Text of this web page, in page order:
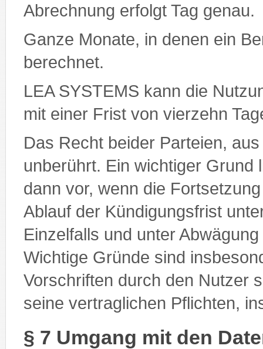
Abrechnung erfolgt Tag genau.
Ganze Monate, in denen ein
berechnet.
LEA SYSTEMS kann die
mit einer Frist von vierzehn
Das Recht beider Parteien,
unberührt. Ein wichtiger Grund
dann vor, wenn die
Ablauf der Kündigungsfrist
Einzelfalls und unter
Wichtige Gründe sind
Vorschriften durch den Nutzer
seine vertraglichen Pflichten,
§ 7 Umgang mit den